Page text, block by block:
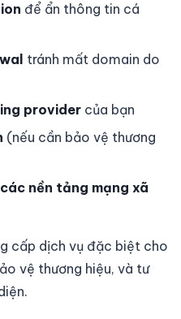
để ẩn thông tin cá
tránh mất domain do
provider của bạn
(nếu cần bảo vệ thương
nền tảng mạng xã
cấp dịch vụ đặc biệt cho
vệ thương hiệu, và tư